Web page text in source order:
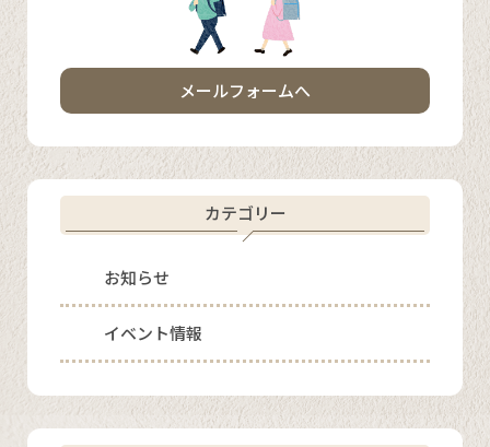
メールフォームへ
カテゴリー
お知らせ
イベント情報